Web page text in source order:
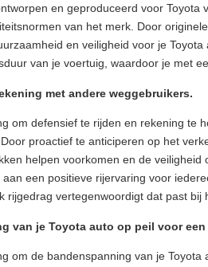
en geproduceerd voor
van het merk. Door
en veiligheid voor je
van je voertuig, waardoor je met
met andere weggebruikers.
om defensief te rijden en rekening te
proactief te anticiperen op het
helpen voorkomen en de
een positieve rijervaring voor
rijgedrag vertegenwoordigt dat past bij
van je Toyota auto op peil voor
om de bandenspanning van je